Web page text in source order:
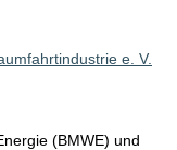
e. V.
(BMWE) und